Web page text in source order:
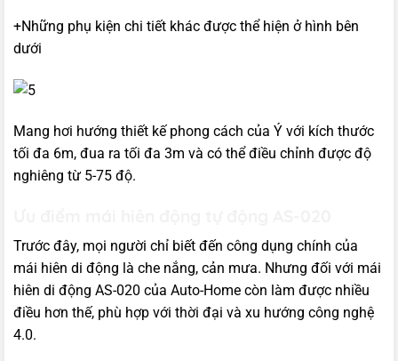
+Những phụ kiện chi tiết khác được thể hiện ở hình bên
dưới
Mang hơi hướng thiết kế phong cách của Ý với kích thước
tối đa 6m, đua ra tối đa 3m và có thể điều chỉnh được độ
nghiêng từ 5-75 độ.
Trước đây, mọi người chỉ biết đến công dụng chính của
mái hiên di động là che nắng, cản mưa. Nhưng đối với mái
hiên di động AS-020 của Auto-Home còn làm được nhiều
điều hơn thế, phù hợp với thời đại và xu hướng công nghệ
4.0.